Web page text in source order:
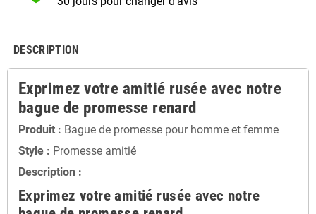
DESCRIPTION
Exprimez votre amitié rusée avec notre
bague de promesse renard
Produit : Bague de promesse pour homme et femme
Style : Promesse amitié
Description :
Exprimez votre amitié rusée avec notre